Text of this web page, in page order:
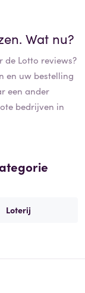
Wat nu?
de Lotto reviews?
en uw bestelling
een ander
bedrijven in
Loterij